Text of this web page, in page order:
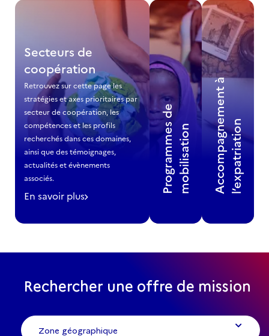
Secteurs de
coopération
Retrouvez sur cette page les
stratégies et axes prioritaires par
secteur de coopération, les
compétences et les profils
recherchés dans ces domaines,
ainsi que des témoignages,
actualités et évènements
associés.
En savoir plus
-
de
P
r
o
g
r
a
m
m
e
s
d
e
m
o
b
i
l
i
s
a
t
i
on
Lire
la
suite
A
c
c
o
m
p
a
g
ne
m
e
n
t
à
l
’
e
x
p
a
t
r
i
a
t
i
on
Lire
la
suite